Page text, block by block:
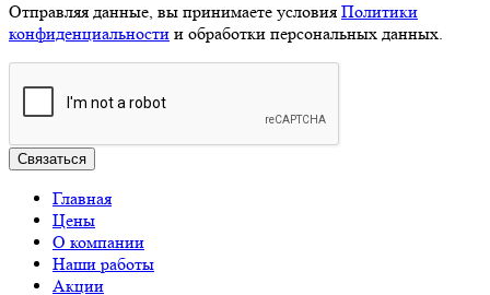
Отправляя данные, вы принимаете условия Политики
конфиденциальности и обработки персональных данных.
Главная
Цены
О компании
Наши работы
Акции